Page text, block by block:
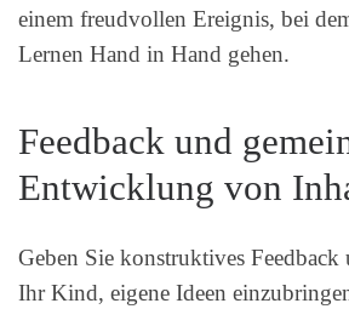
einem freudvollen Ereignis, bei
Lernen Hand in Hand gehen.
Feedback und
Entwicklung von
Geben Sie konstruktives
Ihr Kind, eigene Ideen